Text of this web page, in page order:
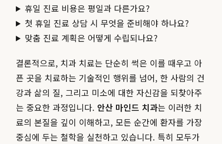
휴일 진료 비용은 평일과 다른가요?
첫 휴일 진료 상담 시 무엇을 준비해야 하나요?
맞춤 진료 계획은 어떻게 수립되나요?
결론적으로, 치과 치료는 단순히 썩은 이를 때우고 아
픈 곳을 치료하는 기술적인 행위를 넘어, 한 사람의 건
강과 삶의 질, 그리고 미소에 대한 자신감을 되찾아주
는 중요한 과정입니다. 안산 마인드 치과는 이러한 치
료의 본질을 깊이 이해하고, 모든 순간에 환자를 가장
중심에 두는 철학을 실천하고 있습니다. 특히 모두가